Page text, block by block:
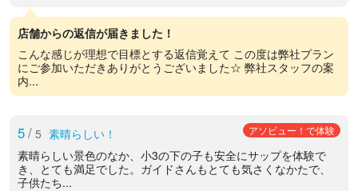
店舗からの返信が届きました！
こんな感じが理想で目標とする返信覚えて この度は弊社プラン
にご参加いただきありがとうございました☆ 弊社スタッフの案
内...
5/ 5 素晴らしい！ アソビュー！で体験
素晴らしい景色のなか、小3の下の子も安全にサップを体験で
き、とても満足でした。ガイドさんもとても気さくなかたで、
子供たち...